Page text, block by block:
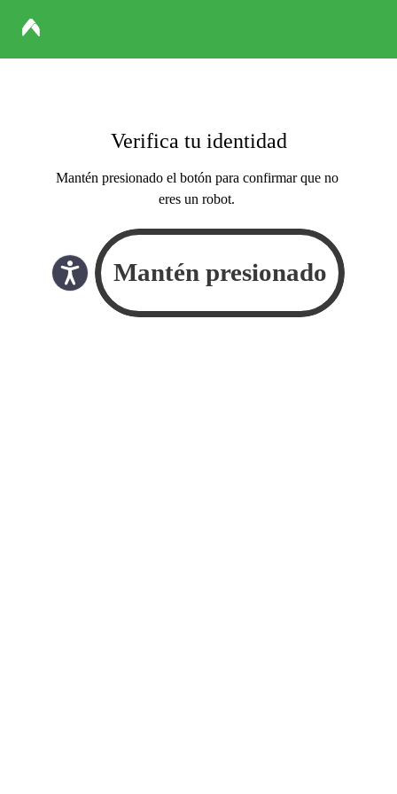
Verifica tu identidad
Mantén presionado el botón para confirmar que no
eres un robot.